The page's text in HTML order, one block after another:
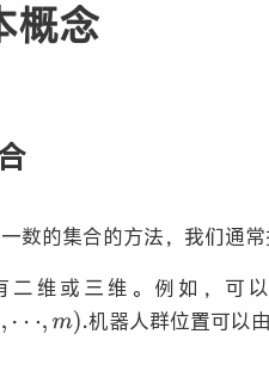
概念
数的集合的方法，我们通常
二维或三维。例如，可
机器人群位置可以